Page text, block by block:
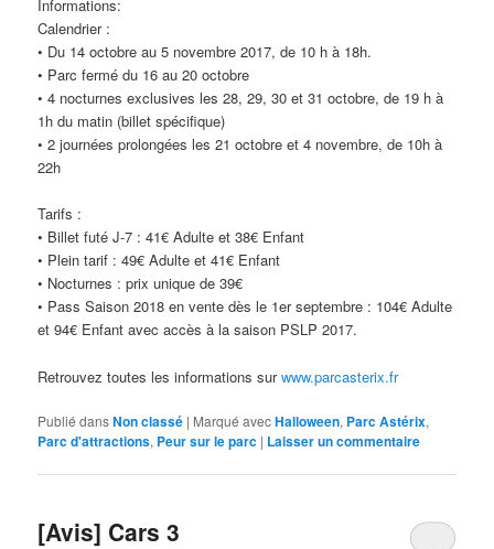
Informations:
Calendrier :
• Du 14 octobre au 5 novembre 2017, de 10 h à 18h.
• Parc fermé du 16 au 20 octobre
• 4 nocturnes exclusives les 28, 29, 30 et 31 octobre, de 19 h à
1h du matin (billet spécifique)
• 2 journées prolongées les 21 octobre et 4 novembre, de 10h à
22h
Tarifs :
• Billet futé J-7 : 41€ Adulte et 38€ Enfant
• Plein tarif : 49€ Adulte et 41€ Enfant
• Nocturnes : prix unique de 39€
• Pass Saison 2018 en vente dès le 1er septembre : 104€ Adulte
et 94€ Enfant avec accès à la saison PSLP 2017.
Retrouvez toutes les informations surwww.parcasterix.fr
Publié dansNon classé | Marqué avecHalloween, Parc Astérix,
Parc d'attractions, Peur sur le parc | Laisser un commentaire
[Avis] Cars 3